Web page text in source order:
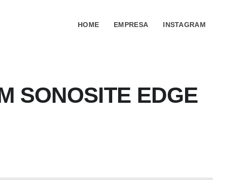
HOME EMPRESA INSTAGRAM
SONOSITE EDGE